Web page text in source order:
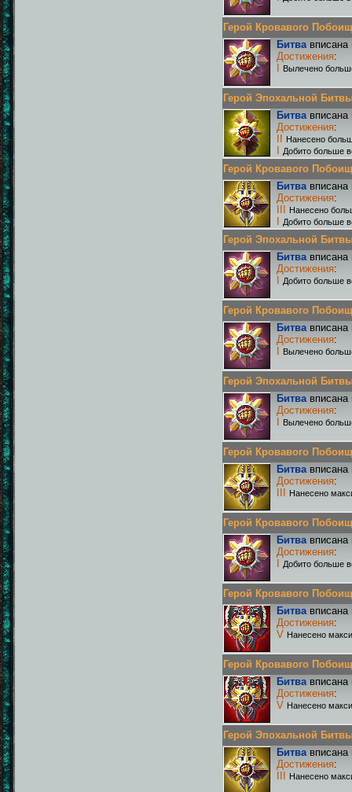
Герой Кровавого
Битвавписана
Достижения:
Вылечено
Герой Эпохальной
Битвавписана
Достижения:
Нанесено
Добито больше
Герой Кровавого
Битвавписана
Достижения:
Нанесено
Добито больше
Герой Эпохальной
Битвавписана
Достижения:
Добито больше
Герой Кровавого
Битвавписана
Достижения:
Вылечено
Герой Эпохальной
Битвавписана
Достижения:
Вылечено
Герой Кровавого
Битвавписана
Достижения:
Нанесено
Герой Кровавого
Битвавписана
Достижения:
Добито больше
Герой Кровавого
Битвавписана
Достижения:
V Нанесено
Герой Кровавого
Битвавписана
Достижения:
V Нанесено
Герой Эпохальной
Битвавписана
Достижения:
Нанесено